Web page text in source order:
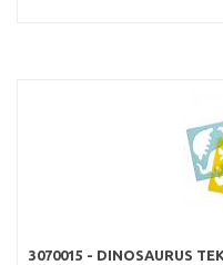
3070015 - DINOSAURUS